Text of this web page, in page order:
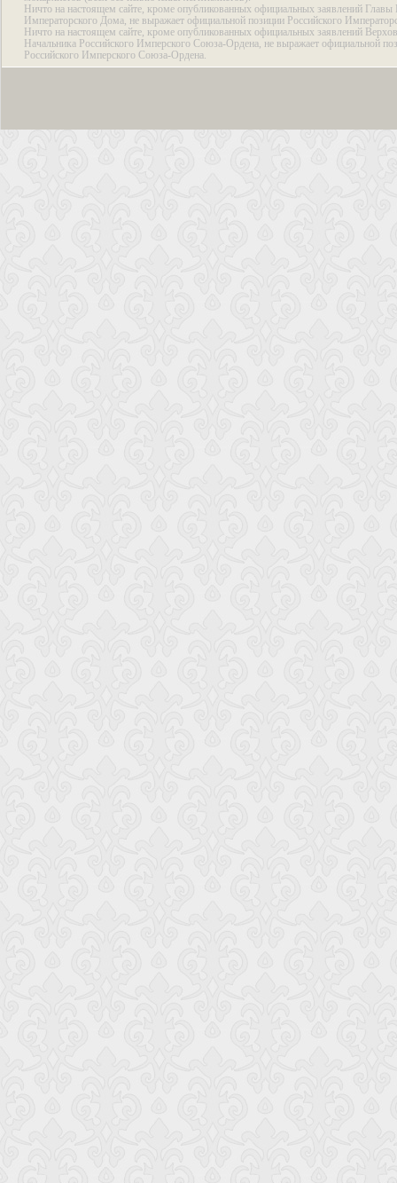
Ничто на настоящем сайте, кроме опубликованных официальных заявлений Главы
Императорского Дома, не выражает официальной позиции Российского
Ничто на настоящем сайте, кроме опубликованных официальных заявлений
Начальника Российского Имперского Союза-Ордена, не выражает официальной
Российского Имперского Союза-Ордена.